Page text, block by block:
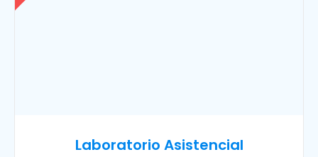
Laboratorio Asistencial